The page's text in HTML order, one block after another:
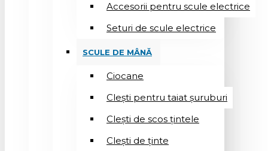
Accesorii pentru scule electrice
Seturi de scule electrice
SCULE DE MÂNĂ
Ciocane
Cleşti pentru taiat șuruburi
Clești de scos țintele
Clești de ținte